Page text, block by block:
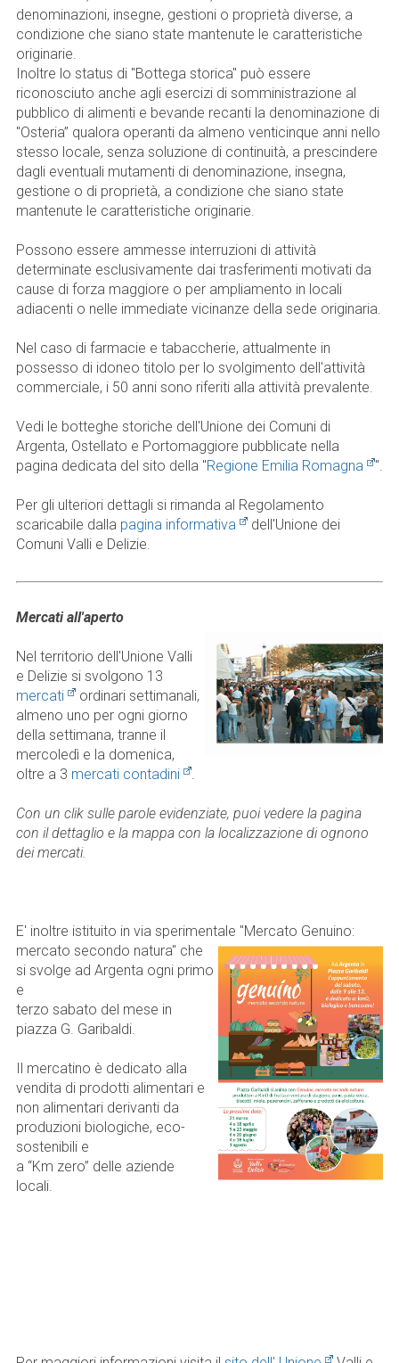
denominazioni, insegne, gestioni o proprietà diverse, a
condizione che siano state mantenute le caratteristiche
originarie.
Inoltre lo status di "Bottega storica" può essere
riconosciuto anche agli esercizi di somministrazione al
pubblico di alimenti e bevande recanti la denominazione di
"Osteria” qualora operanti da almeno venticinque anni nello
stesso locale, senza soluzione di continuità, a prescindere
dagli eventuali mutamenti di denominazione, insegna,
gestione o di proprietà, a condizione che siano state
mantenute le caratteristiche originarie.
Possono essere ammesse interruzioni di attività
determinate esclusivamente dai trasferimenti motivati da
cause di forza maggiore o per ampliamento in locali
adiacenti o nelle immediate vicinanze della sede originaria.
Nel caso di farmacie e tabaccherie, attualmente in
possesso di idoneo titolo per lo svolgimento dell'attività
commerciale, i 50 anni sono riferiti alla attività prevalente.
Vedi le botteghe storiche dell'Unione dei Comuni di
Argenta, Ostellato e Portomaggiore pubblicate nella
pagina dedicata del sito della "Regione Emilia Romagna ".
Per gli ulteriori dettagli si rimanda al Regolamento
scaricabile dalla pagina informativa
dell'Unione dei
Comuni Valli e Delizie.
Mercati all'aperto
Nel territorio dell'Unione Valli
e Delizie si svolgono 13
mercati
ordinari settimanali,
almeno uno per ogni giorno
della settimana, tranne il
mercoledì e la domenica,
oltre a 3 mercati contadini .
Con un clik sulle parole evidenziate, puoi vedere la pagina
con il dettaglio e la mappa con la localizzazione di ognono
dei mercati.
E' inoltre istituito in via sperimentale "Mercato Genuino:
mercato secondo natura" che
si svolge ad Argenta ogni primo
e
terzo sabato del mese in
piazza G. Garibaldi.
Il mercatino è dedicato alla
vendita di prodotti alimentari e
non alimentari derivanti da
produzioni biologiche, eco-
sostenibili e
a “Km zero” delle aziende
locali.